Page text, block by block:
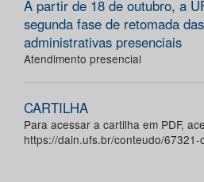
A partir de 18 de outubro, a
segunda fase de retomada
administrativas presenciais
Atendimento presencial
CARTILHA
Para acessar a cartilha em PDF,
https://dain.ufs.br/conteudo/67321-